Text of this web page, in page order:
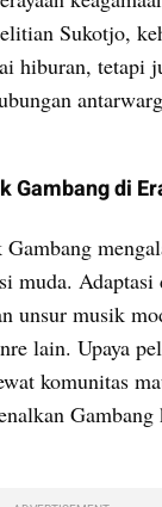
Sukotjo,
hiburan, tetapi
Gambang di
muda.
unsur musik
lain. Upaya
komunitas
Gambang